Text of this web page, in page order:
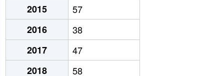
2015
57
2016
38
2017
47
2018
58